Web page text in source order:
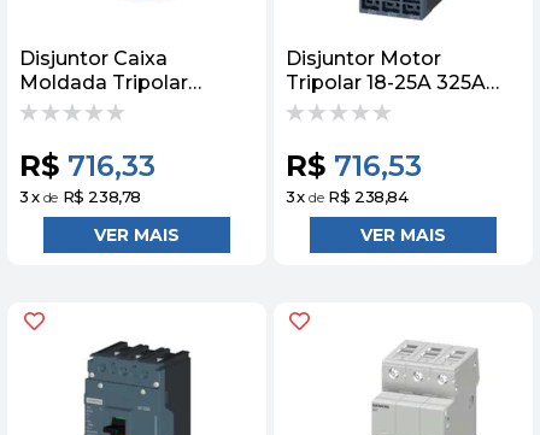
Disjuntor Caixa
Moldada Tripolar
Termomagnético 415V
3VM11103EE320AA0
Siemens
R$ 716,33
3x de R$ 238,78
Disjuntor Motor
Tripolar 18-25A 325A
4KA S0 3Rv2
Siemens
R$ 716,53
3x de R$ 238,84